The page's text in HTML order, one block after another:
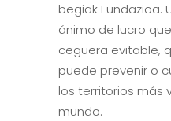
begiak Fundazioa.
ánimo de lucro
ceguera evitable,
puede prevenir o
los territorios más
mundo.